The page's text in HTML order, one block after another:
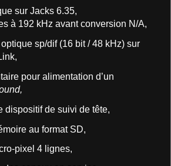
sur Jacks 6.35,
à 192 kHz avant conversion N/A,
sp/dif (16 bit / 48 kHz) sur
pour alimentation d’un
dispositif de suivi de tête,
au format SD,
pixel 4 lignes,